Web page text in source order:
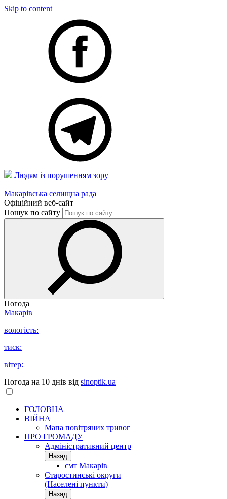
Skip to content
Людям із порушенням зору
Макарівська селищна рада
Офіційний веб-сайт
Пошук по сайту
Погода
Макарів
вологість:
тиск:
вітер:
Погода на 10 днів від sinoptik.ua
ГОЛОВНА
ВІЙНА
Мапа повітряних тривог
ПРО ГРОМАДУ
Aдміністративний центр
Назад
смт Макарів
Старостинські округи
(Населені пункти)
Назад